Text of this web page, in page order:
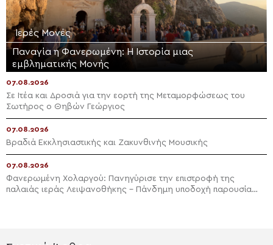
Ιερές Μονές
Παναγία η Φανερωμένη: Η Ιστορία μιας
εμβληματικής Μονής
07.08.2026
Σε Ιτέα και Δροσιά για την εορτή της Μεταμορφώσεως του
Σωτήρος ο Θηβών Γεώργιος
07.08.2026
Βραδιά Εκκλησιαστικής και Ζακυνθινής Μουσικής
07.08.2026
Φανερωμένη Χολαργού: Πανηγύρισε την επιστροφή της
παλαιάς ιεράς Λειψανοθήκης – Πάνδημη υποδοχή παρουσία